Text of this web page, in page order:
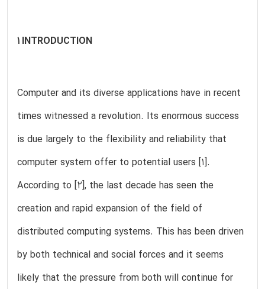
1 INTRODUCTION
Computer and its diverse applications have in recent
times witnessed a revolution. Its enormous success
is due largely to the flexibility and reliability that
computer system offer to potential users [1].
According to [2], the last decade has seen the
creation and rapid expansion of the field of
distributed computing systems. This has been driven
by both technical and social forces and it seems
likely that the pressure from both will continue for